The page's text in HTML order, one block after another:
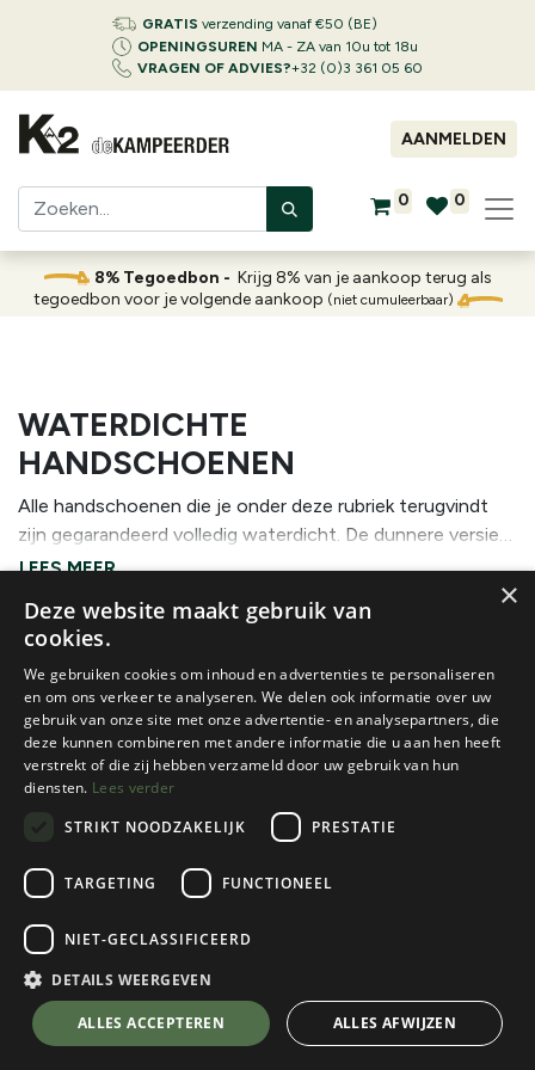
GRATIS verzending vanaf €50 (BE)
OPENINGSUREN MA - ZA van 10u tot 18u
VRAGEN OF ADVIES?+32 (0)3 361 05 60
AANMELDEN
0 0
8% Tegoedbon - Krijg 8% van je aankoop terug als
tegoedbon voor je volgende aankoop (niet cumuleerbaar)
WATERDICHTE
HANDSCHOENEN
Alle handschoenen die je onder deze rubriek terugvindt
zijn gegarandeerd volledig waterdicht. De dunnere versies
zijn beter geschikt voor op de fiets. Met de dikkere
Bergen.WATERDICHTE HANDSCHOENEN
W'S STORM GLOVE
1 color(s) available
€ 64,95 € 64,95
×
Deze website maakt gebruik van
cookies.
We gebruiken cookies om inhoud en advertenties te personaliseren
en om ons verkeer te analyseren. We delen ook informatie over uw
gebruik van onze site met onze advertentie- en analysepartners, die
deze kunnen combineren met andere informatie die u aan hen heeft
verstrekt of die zij hebben verzameld door uw gebruik van hun
diensten. Lees verder
STRIKT NOODZAKELIJK
PRESTATIE
TARGETING FUNCTIONEEL
NIET-GECLASSIFICEERD
DETAILS WEERGEVEN
ALLES ACCEPTEREN ALLES AFWIJZEN